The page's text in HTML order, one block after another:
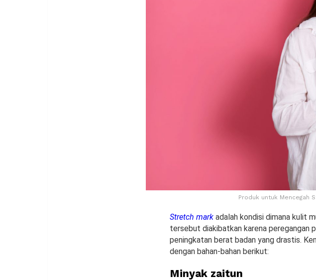
Produk untuk Mencegah
Stretch mark adalah kondisi dimana kulit
tersebut diakibatkan karena peregangan
peningkatan berat badan yang drastis.
dengan bahan-bahan berikut:
Minyak zaitun